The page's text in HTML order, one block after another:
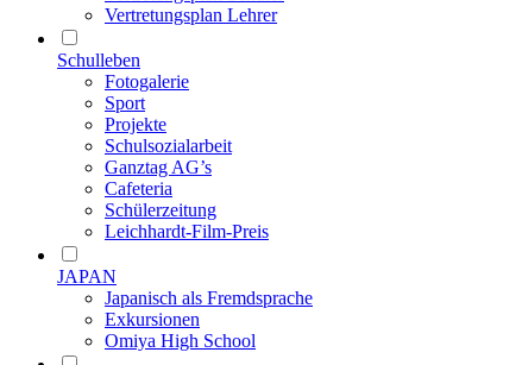
Vertretungsplan Lehrer
Schulleben
Fotogalerie
Sport
Projekte
Schulsozialarbeit
Ganztag AG’s
Cafeteria
Schülerzeitung
Leichhardt-Film-Preis
JAPAN
Japanisch als Fremdsprache
Exkursionen
Omiya High School